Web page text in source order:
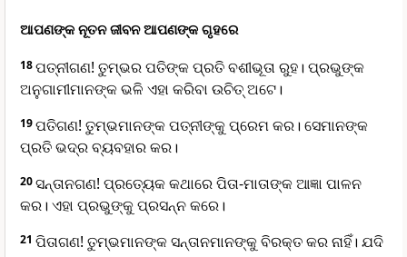
ଆପଣଙ୍କ ନୂତନ ଜୀବନ ଆପଣଙ୍କ ଗୃହରେ
18ପତ୍ନୀଗଣ! ତୁମ୍ଭର ପତିଙ୍କ ପ୍ରତି ବଶୀଭୂତା ରୁହ। ପ୍ରଭୁଙ୍କ
ଅନୁଗାମୀମାନଙ୍କ ଭଳି ଏହା କରିବା ଉଚିତ୍ ଅଟେ।
19ପତିଗଣ! ତୁମ୍ଭମାନଙ୍କ ପତ୍ନୀଙ୍କୁ ପ୍ରେମ କର। ସେମାନଙ୍କ
ପ୍ରତି ଭଦ୍ର ବ୍ୟବହାର କର।
20ସନ୍ତାନଗଣ! ପ୍ରତ୍ୟେକ କଥାରେ ପିତା-ମାତାଙ୍କ ଆଜ୍ଞା ପାଳନ
କର। ଏହା ପ୍ରଭୁଙ୍କୁ ପ୍ରସନ୍ନ କରେ।
21 ପିତାଗଣ! ତୁମ୍ଭମାନଙ୍କ ସନ୍ତାନମାନଙ୍କୁ ବିରକ୍ତ କର ନାହିଁ। ଯଦି